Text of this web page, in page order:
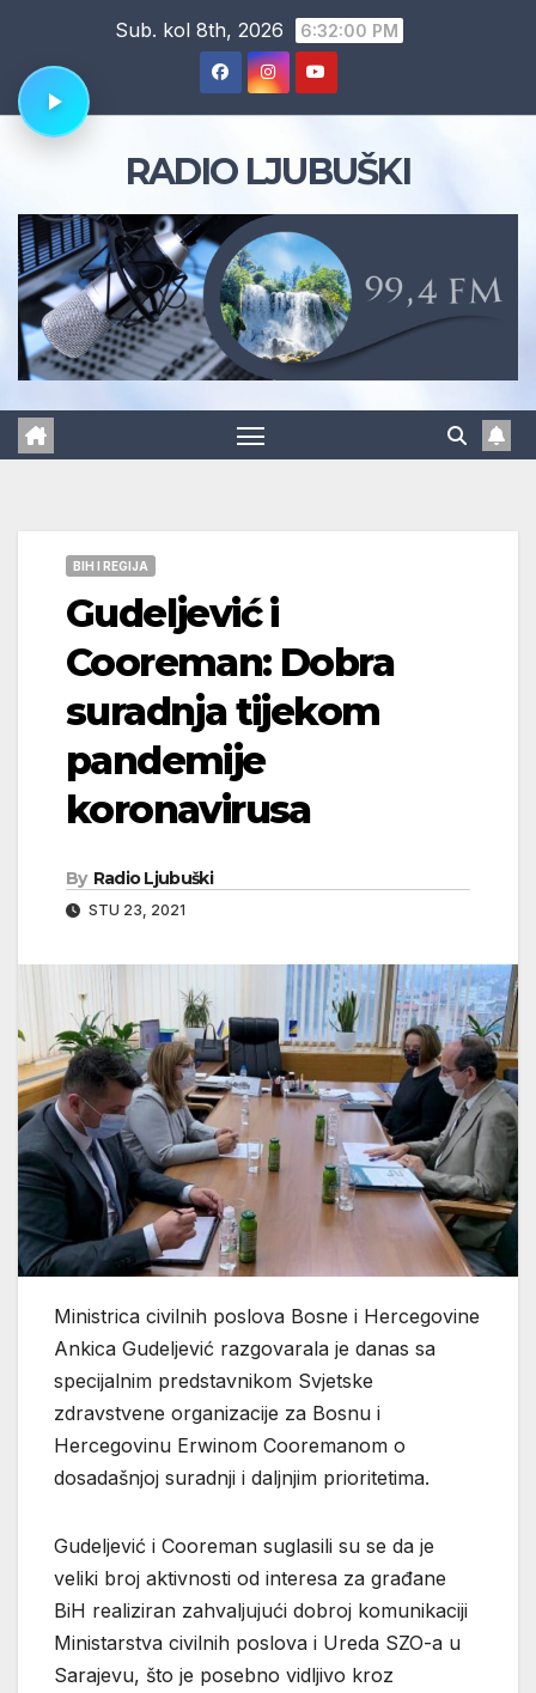
content
Sub. kol 8th, 2026 6:32:01 PM
RADIO LJUBUŠKI
BIH I REGIJA
Gudeljević i
Cooreman: Dobra
suradnja tijekom
pandemije
koronavirusa
By Radio Ljubuški
STU 23, 2021
Ministrica civilnih poslova Bosne i Hercegovine
Ankica Gudeljević razgovarala je danas sa
specijalnim predstavnikom Svjetske
zdravstvene organizacije za Bosnu i
Hercegovinu Erwinom Cooremanom o
dosadašnjoj suradnji i daljnjim prioritetima.
Gudeljević i Cooreman suglasili su se da je
veliki broj aktivnosti od interesa za građane
BiH realiziran zahvaljujući dobroj komunikaciji
Ministarstva civilnih poslova i Ureda SZO-a u
Sarajevu, što je posebno vidljivo kroz